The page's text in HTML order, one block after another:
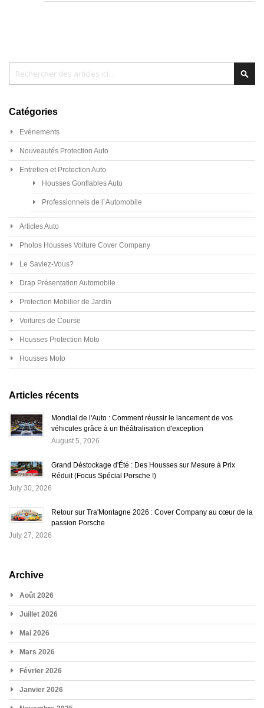
Catégories
Evénements
Nouveautés Protection Auto
Entretien et Protection Auto
Housses Gonflables Auto
Professionnels de l´Automobile
Articles Auto
Photos Housses Voiture Cover Company
Le Saviez-Vous?
Drap Présentation Automobile
Protection Mobilier de Jardin
Voitures de Course
Housses Protection Moto
Housses Moto
Articles récents
Mondial de l'Auto : Comment réussir le lancement de vos
véhicules grâce à un théâtralisation d'exception
August 5, 2026
Grand Déstockage d'Été : Des Housses sur Mesure à Prix
Réduit (Focus Spécial Porsche !)
July 30, 2026
Retour sur Tra'Montagne 2026 : Cover Company au cœur de la
passion Porsche
July 27, 2026
Archive
Août 2026
Juillet 2026
Mai 2026
Mars 2026
Février 2026
Janvier 2026